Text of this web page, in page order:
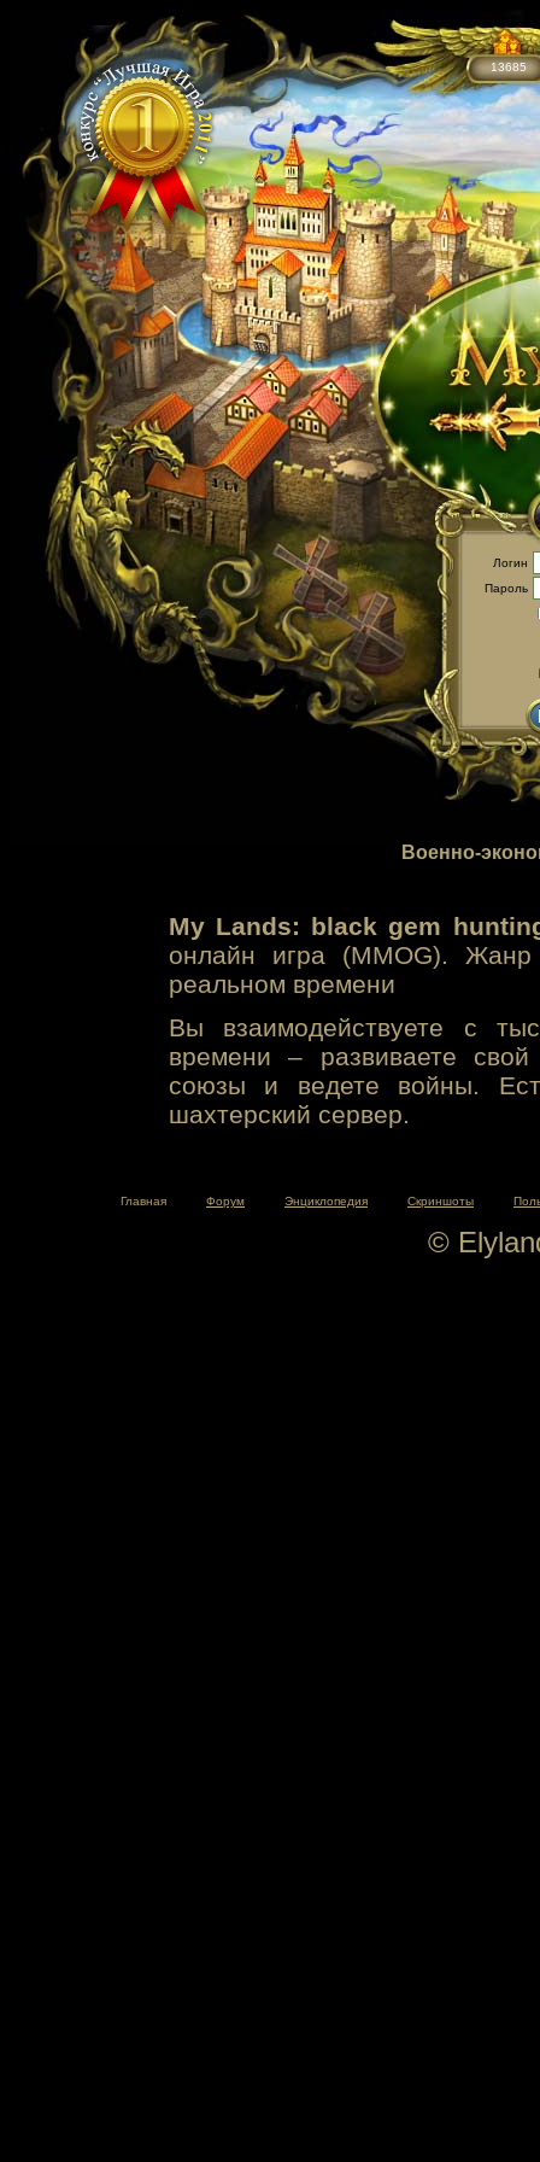
13685
Логин
Пароль
Военно-
My Lands: black gem
онлайн игра (MMOG). Жанр
реальном времени
Вы взаимодействуете с
времени – развиваете свой
союзы и ведете войны.
шахтерский сервер.
Главная Форум Энциклопедия Скриншоты
©